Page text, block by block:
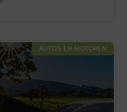
AUTO'S EN MOTOREN